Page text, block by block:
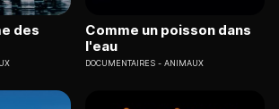
des
Comme un poisson dans
l'eau
DOCUMENTAIRES ANIMAUX